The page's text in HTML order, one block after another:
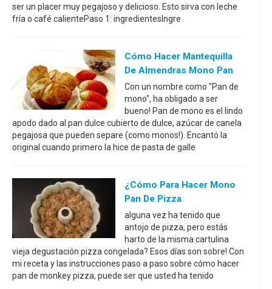
ser un placer muy pegajoso y delicioso. Esto sirva con leche
fría o café calientePaso 1: ingredientesIngre
Cómo Hacer Mantequilla
De Almendras Mono Pan
Con un nombre como "Pan de
mono", ha obligado a ser
bueno! Pan de mono es el lindo
apodo dado al pan dulce cubierto de dulce, azúcar de canela
pegajosa que pueden separe (como monos!). Encantó la
original cuando primero la hice de pasta de galle
¿Cómo Para Hacer Mono
Pan De Pizza
alguna vez ha tenido que
antojo de pizza, pero estás
harto de la misma cartulina
vieja degustación pizza congelada? Esos días son sobre! Con
mi receta y las instrucciones paso a paso sobre cómo hacer
pan de monkey pizza, puede ser que usted ha tenido